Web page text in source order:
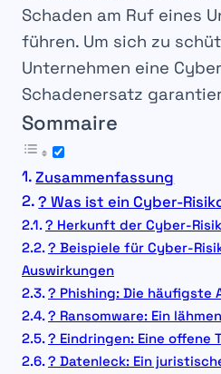
Schaden am Ruf eines
führen. Um sich zu
Unternehmen eine
Schadenersatz
Sommaire
Zusammenfassung
? Was ist ein Cyber-
? Herkunft der Cyber-
? Beispiele für Cyber-
Auswirkungen
? Phishing: Die häufigste
? Ransomware: Ein
? Eindringen: Eine offene
?️ Datenleck: Ein